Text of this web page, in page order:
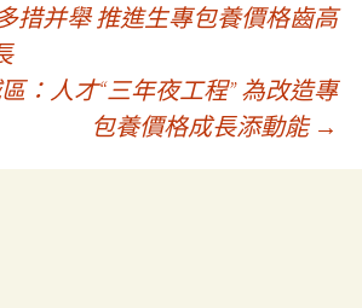
措并舉 推進生專包養價格齒高
：人才“三年夜工程” 為改造專
包養價格成長添動能 →